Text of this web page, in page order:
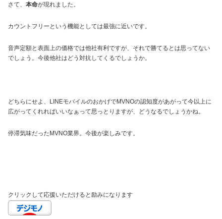
さて、 本命が現れました。
カウントフリーという機能としては最強に近いです。
音声定額と表面上の価格では他社有利ですが、それで勝てるとは思ってない
でしょう。今後他社はどう対抗してくるでしょうか。
どちらにせよ、LINEモバイルのおかげでMVNOの認知度があがって今以上に
広がってくれればいいなぁって思っとりますが、どうなるでしょうかね。
停滞気味だったMVNO業界。今後が楽しみです。
クリックして応援いただけると励みになります